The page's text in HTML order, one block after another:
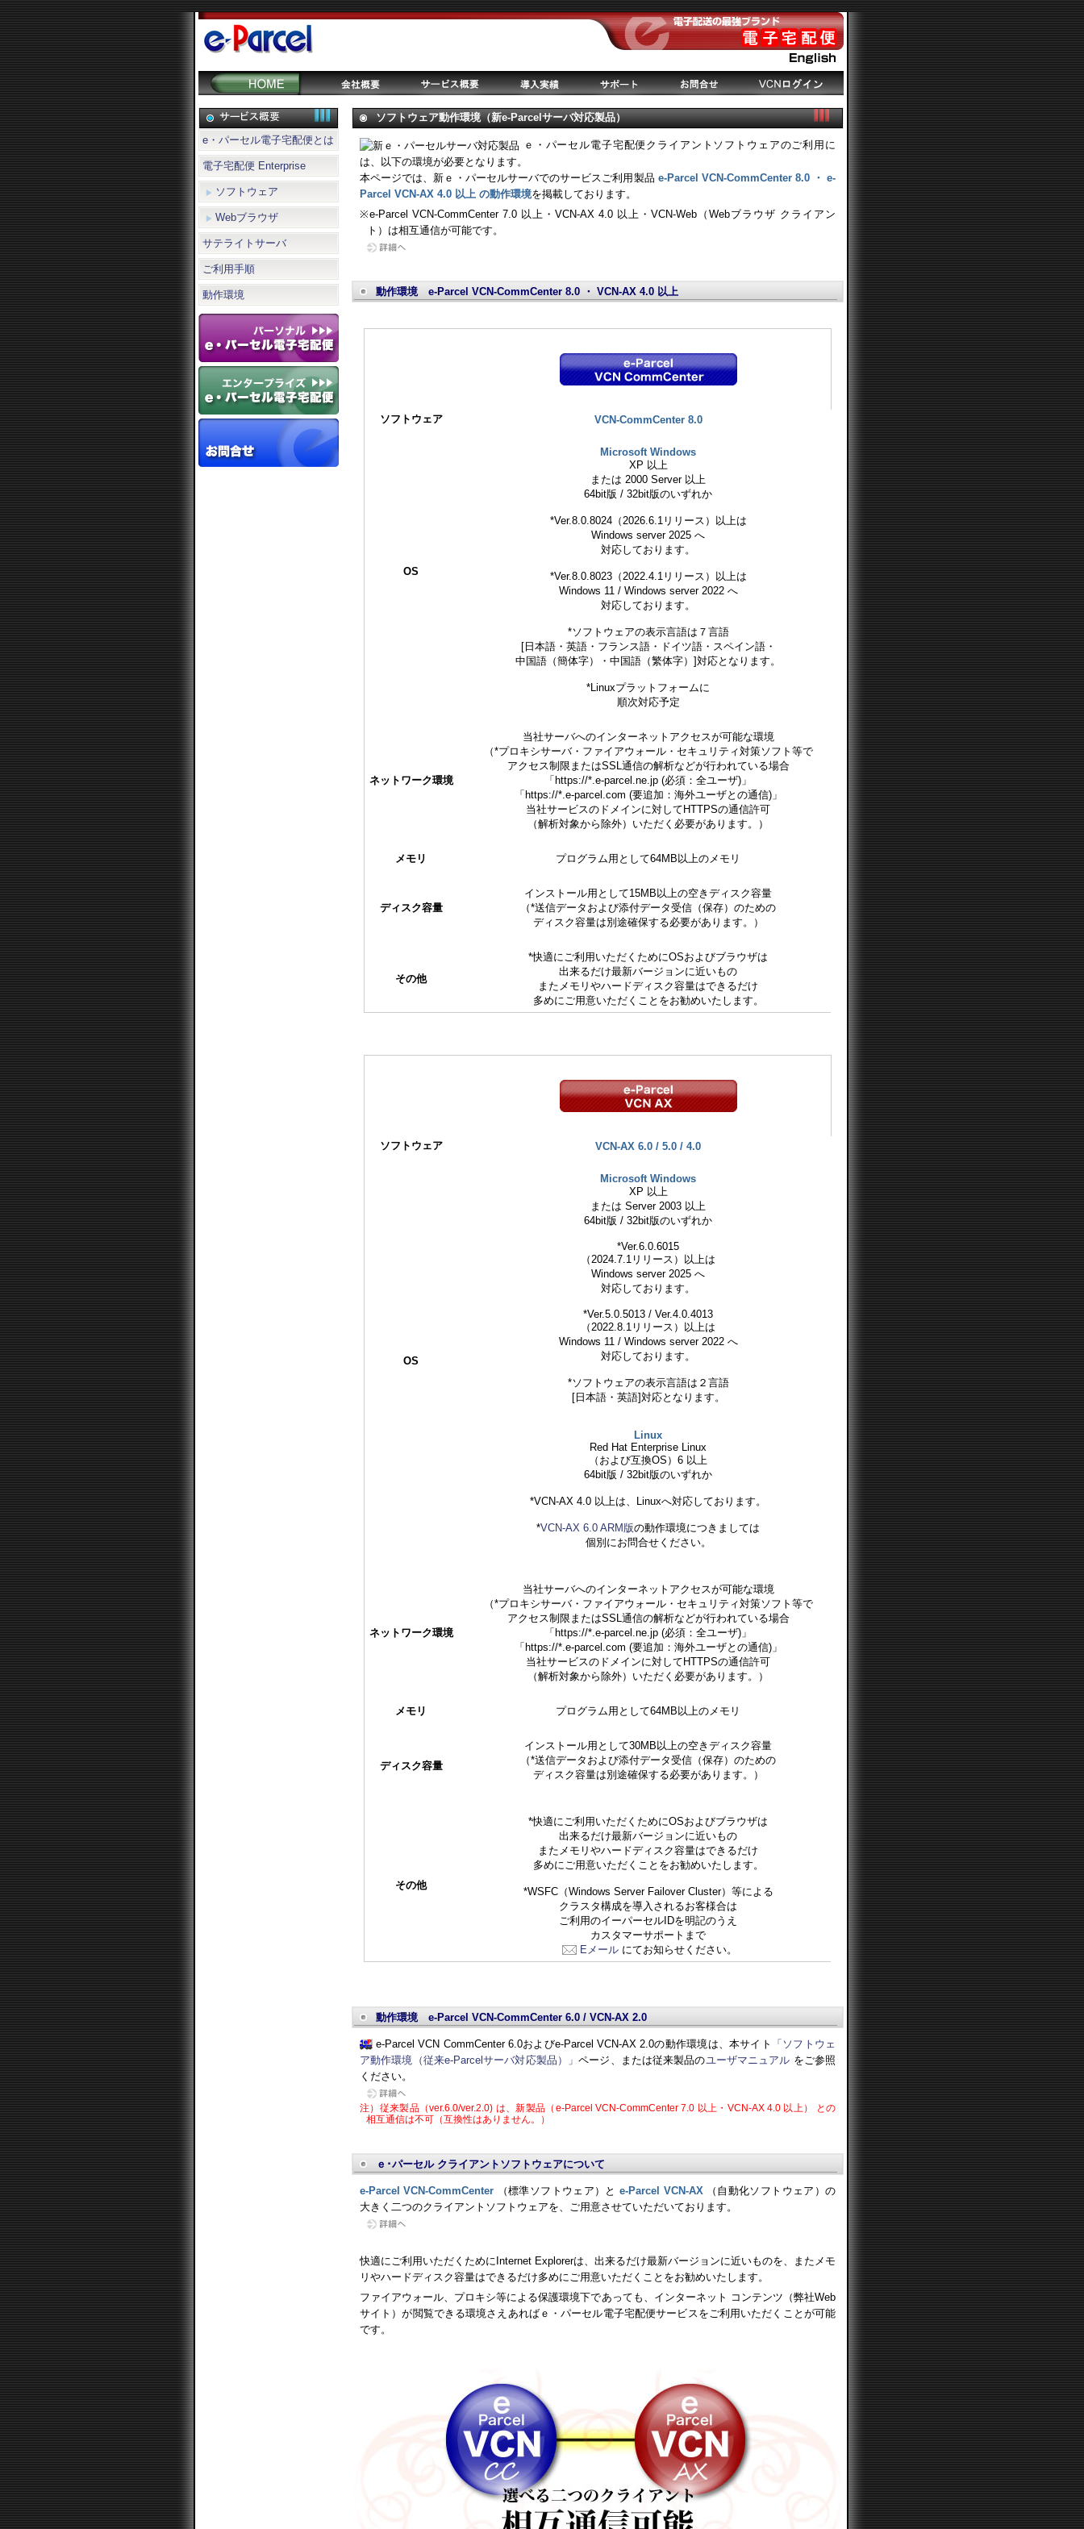
ソフトウェア動作環境（新e-Parcelサーバ対応製品）
ｅ・パーセル電子宅配便クライアントソフトウェアのご利用に
は、以下の環境が必要となります。
本ページでは、新ｅ・パーセルサーバでのサービスご利用製品 e-Parcel VCN-CommCenter 8.0 ・ e-
Parcel VCN-AX 4.0 以上 の動作環境を掲載しております。
※e-Parcel VCN-CommCenter 7.0 以上・VCN-AX 4.0 以上・VCN-Web（Webブラウザ クライアン
ト）は相互通信が可能です。
動作環境 e-Parcel VCN-CommCenter 8.0 ・ VCN-AX 4.0 以上
ソフトウェア VCN-CommCenter 8.0
OS
Microsoft Windows
XP 以上
または 2000 Server 以上
64bit版 / 32bit版のいずれか
*Ver.8.0.8024（2026.6.1リリース）以上は
Windows server 2025 へ
対応しております。
*Ver.8.0.8023（2022.4.1リリース）以上は
Windows 11 / Windows server 2022 へ
対応しております。
*ソフトウェアの表示言語は７言語
[日本語・英語・フランス語・ドイツ語・スペイン語・
中国語（簡体字）・中国語（繁体字）]対応となります。
*Linuxプラットフォームに
順次対応予定
ネットワーク環境
当社サーバへのインターネットアクセスが可能な環境
（*プロキシサーバ・ファイアウォール・セキュリティ対策ソフト等で
アクセス制限またはSSL通信の解析などが行われている場合
「https://*.e-parcel.ne.jp (必須：全ユーザ)」
「https://*.e-parcel.com (要追加：海外ユーザとの通信)」
当社サービスのドメインに対してHTTPSの通信許可
（解析対象から除外）いただく必要があります。）
メモリ プログラム用として64MB以上のメモリ
ディスク容量
インストール用として15MB以上の空きディスク容量
（*送信データおよび添付データ受信（保存）のための
ディスク容量は別途確保する必要があります。）
その他
*快適にご利用いただくためにOSおよびブラウザは
出来るだけ最新バージョンに近いもの
またメモリやハードディスク容量はできるだけ
多めにご用意いただくことをお勧めいたします。
ソフトウェア VCN-AX 6.0 / 5.0 / 4.0
OS
Microsoft Windows
XP 以上
または Server 2003 以上
64bit版 / 32bit版のいずれか
*Ver.6.0.6015
（2024.7.1リリース）以上は
Windows server 2025 へ
対応しております。
*Ver.5.0.5013 / Ver.4.0.4013
（2022.8.1リリース）以上は
Windows 11 / Windows server 2022 へ
対応しております。
*ソフトウェアの表示言語は２言語
[日本語・英語]対応となります。
Linux
Red Hat Enterprise Linux
（および互換OS）6 以上
64bit版 / 32bit版のいずれか
*VCN-AX 4.0 以上は、Linuxへ対応しております。
*VCN-AX 6.0 ARM版の動作環境につきましては
個別にお問合せください。
ネットワーク環境
当社サーバへのインターネットアクセスが可能な環境
（*プロキシサーバ・ファイアウォール・セキュリティ対策ソフト等で
アクセス制限またはSSL通信の解析などが行われている場合
「https://*.e-parcel.ne.jp (必須：全ユーザ)」
「https://*.e-parcel.com (要追加：海外ユーザとの通信)」
当社サービスのドメインに対してHTTPSの通信許可
（解析対象から除外）いただく必要があります。）
メモリ プログラム用として64MB以上のメモリ
ディスク容量
インストール用として30MB以上の空きディスク容量
（*送信データおよび添付データ受信（保存）のための
ディスク容量は別途確保する必要があります。）
その他
*快適にご利用いただくためにOSおよびブラウザは
出来るだけ最新バージョンに近いもの
またメモリやハードディスク容量はできるだけ
多めにご用意いただくことをお勧めいたします。
*WSFC（Windows Server Failover Cluster）等による
クラスタ構成を導入されるお客様合は
ご利用のイーパーセルIDを明記のうえ
カスタマーサポートまで
Eメール にてお知らせください。
動作環境 e-Parcel VCN-CommCenter 6.0 / VCN-AX 2.0
e-Parcel VCN CommCenter 6.0およびe-Parcel VCN-AX 2.0の動作環境は、本サイト
「ソフトウェ
ア動作環境（従来e-Parcelサーバ対応製品）」ページ、または従来製品のユーザマニュアル をご参照
ください。
注）従来製品（ver.6.0/ver.2.0) は、新製品（e-Parcel VCN-CommCenter 7.0 以上・VCN-AX 4.0 以上） との
相互通信は不可（互換性はありません。）
ｅ･パーセル クライアントソフトウェアについて
e-Parcel VCN-CommCenter （標準ソフトウェア）とe-Parcel VCN-AX （自動化ソフトウェア）の
大きく二つのクライアントソフトウェアを、ご用意させていただいております。
快適にご利用いただくためにInternet Explorerは、出来るだけ最新バージョンに近いものを、またメモ
リやハードディスク容量はできるだけ多めにご用意いただくことをお勧めいたします。
ファイアウォール、プロキシ等による保護環境下であっても、インターネット コンテンツ（弊社Web
サイト）が閲覧できる環境さえあればｅ・パーセル電子宅配便サービスをご利用いただくことが可能
です。
e・パーセル電子宅配便とは
電子宅配便 Enterprise
ソフトウェア
Webブラウザ
サテライトサーバ
ご利用手順
動作環境